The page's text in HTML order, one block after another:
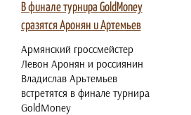
В финале турнира GoldMoney
сразятся Аронян и Артемьев
Армянский гроссмейстер
Левон Аронян и россиянин
Владислав Арьтемьев
встретятся в финале турнира
GoldMoney